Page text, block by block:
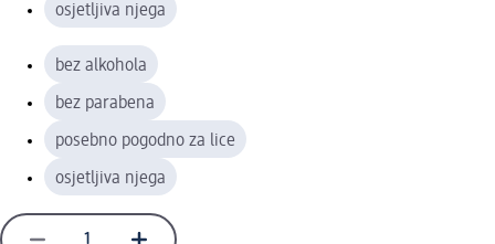
osjetljiva njega
bez alkohola
bez parabena
posebno pogodno za lice
osjetljiva njega